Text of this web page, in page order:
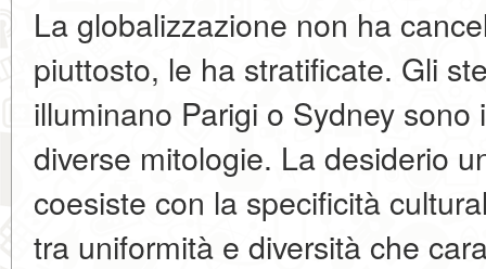
La globalizzazione non ha
piuttosto, le ha stratificate. Gli
illuminano Parigi o Sydney sono
diverse mitologie. La desiderio
coesiste con la specificità
tra uniformità e diversità che